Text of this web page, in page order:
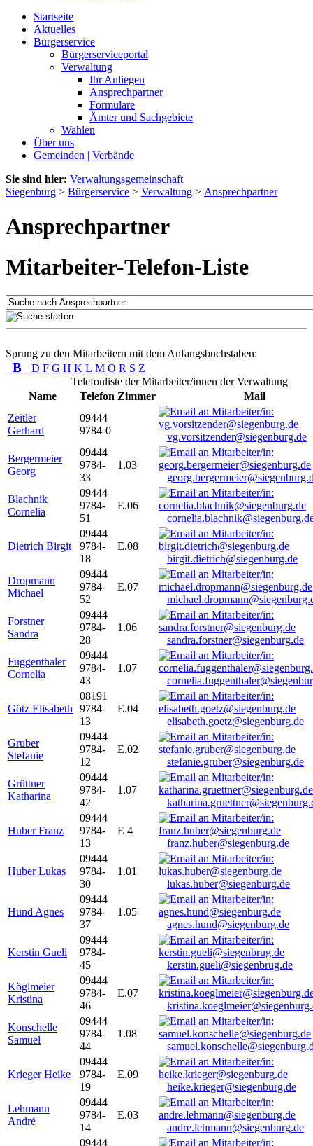
Startseite
Aktuelles
Bürgerservice
Bürgerserviceportal
Verwaltung
Ihr Anliegen
Ansprechpartner
Formulare
Ämter und Sachgebiete
Wahlen
Über uns
Gemeinden | Verbände
Sie sind hier: Verwaltungsgemeinschaft
Siegenburg > Bürgerservice > Verwaltung > Ansprechpartner
Ansprechpartner
Mitarbeiter-Telefon-Liste
Sprung zu den Mitarbeitern mit dem Anfangsbuchstaben:
B D F G H K L M O R S Z
Telefonliste der Mitarbeiter/innen der Verwaltung
Name
Telefon Zimmer
Mail
Zeitler
Gerhard
09444
9784-0
vg.vorsitzender@siegenburg.de
Bergermeier
Georg
09444
9784-
33
1.03
Blachnik
Cornelia
09444
9784-
51
E.06
Dietrich Birgit
09444
9784-
18
E.08
birgit.dietrich@siegenburg.de
Dropmann
Michael
09444
9784-
52
E.07
Forstner
Sandra
09444
9784-
28
1.06
sandra.forstner@siegenburg.de
Fuggenthaler
Cornelia
09444
9784-
43
1.07
Götz Elisabeth
08191
9784-
13
E.04
elisabeth.goetz@siegenburg.de
Gruber
Stefanie
09444
9784-
12
E.02
stefanie.gruber@siegenburg.de
Grüttner
Katharina
09444
9784-
42
1.07
Huber Franz
09444
9784-
13
E 4
franz.huber@siegenburg.de
Huber Lukas
09444
9784-
30
1.01
lukas.huber@siegenburg.de
Hund Agnes
09444
9784-
37
1.05
agnes.hund@siegenburg.de
Kerstin Gueli
09444
9784-
45
kerstin.gueli@siegenbrug.de
Köglmeier
Kristina
09444
9784-
46
E.07
Konschelle
Samuel
09444
9784-
44
1.08
Krieger Heike
09444
9784-
19
E.09
heike.krieger@siegenburg.de
Lehmann
André
09444
9784-
14
E.03
andre.lehmann@siegenburg.de
09444